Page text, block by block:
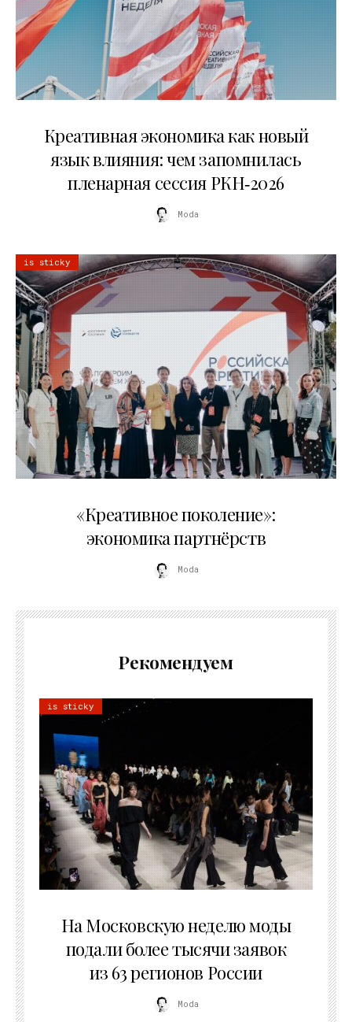
Креативная экономика как новый
язык влияния: чем запомнилась
пленарная сессия РКН‑2026
Moda
is sticky
«Креативное поколение»:
экономика партнёрств
Moda
Рекомендуем
is sticky
На Московскую неделю моды
подали более тысячи заявок
из 63 регионов России
Moda